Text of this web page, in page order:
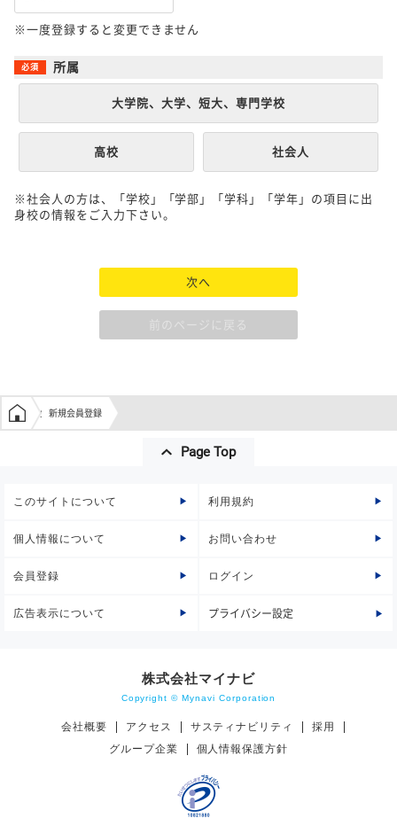
※一度登録すると変更できません
所属
大学院、大学、短大、専門学校
高校 社会人
※社会人の方は、「学校」「学部」「学科」「学年」の項目に出
身校の情報をご入力下さい。
次へ
前のページに戻る
学生の窓口トップ
新規会員登録
Page Top
このサイトについて 利用規約
個人情報について お問い合わせ
会員登録 ログイン
広告表示について プライバシー設定
株式会社マイナビ
Copyright © Mynavi Corporation
会社概要 アクセス サスティナビリティ
採用
グループ企業
個人情報保護方針